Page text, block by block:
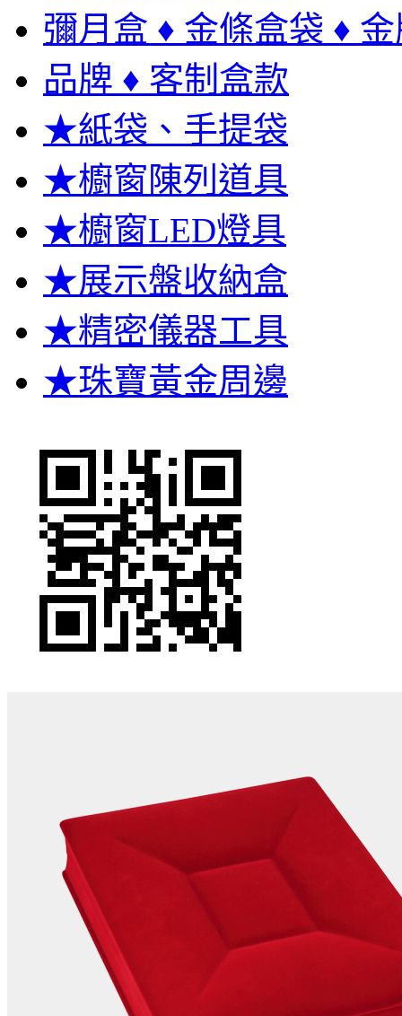
彌月盒 ♦ 金條盒袋 ♦
品牌 ♦ 客制盒款
★紙袋、手提袋
★櫥窗陳列道具
★櫥窗LED燈具
★展示盤收納盒
★精密儀器工具
★珠寶黃金周邊